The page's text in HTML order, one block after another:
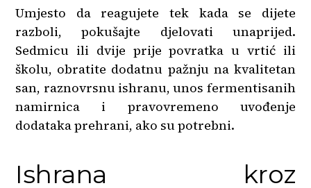
Umjesto da reagujete tek kada se dijete
razboli, pokušajte djelovati unaprijed.
Sedmicu ili dvije prije povratka u vrtić ili
školu, obratite dodatnu pažnju na kvalitetan
san, raznovrsnu ishranu, unos fermentisanih
namirnica i pravovremeno uvođenje
dodataka prehrani, ako su potrebni.
Ishrana kroz